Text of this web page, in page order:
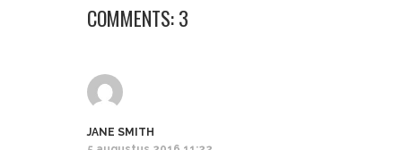
COMMENTS: 3
JANE SMITH